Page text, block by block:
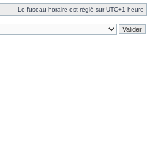
Le fuseau horaire est réglé sur UTC+1 heure